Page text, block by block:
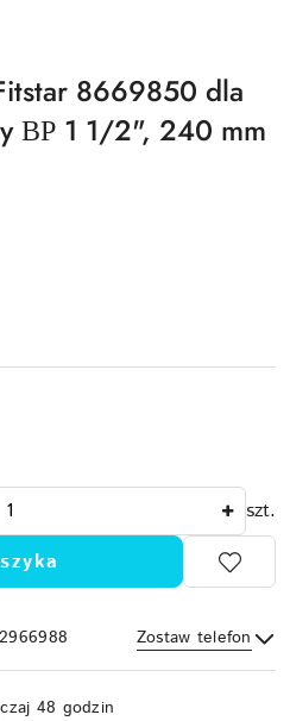
8669850 dla
ВР 1 1/2", 240 mm
szt.
Zostaw telefon
48 godzin